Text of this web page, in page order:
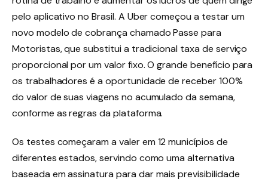
pelo aplicativo no Brasil. A Uber começou a testar um
novo modelo de cobrança chamado Passe para
Motoristas, que substitui a tradicional taxa de serviço
proporcional por um valor fixo. O grande benefício para
os trabalhadores é a oportunidade de receber 100%
do valor de suas viagens no acumulado da semana,
conforme as regras da plataforma.
Os testes começaram a valer em 12 municípios de
diferentes estados, servindo como uma alternativa
baseada em assinatura para dar mais previsibilidade